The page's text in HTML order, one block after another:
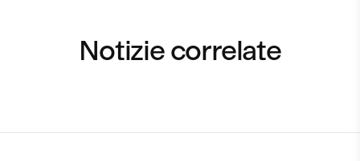
Notizie correlate